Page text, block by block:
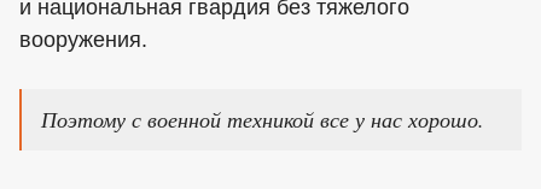
и национальная гвардия без тяжелого
вооружения.
Поэтому с военной техникой все у нас хорошо.